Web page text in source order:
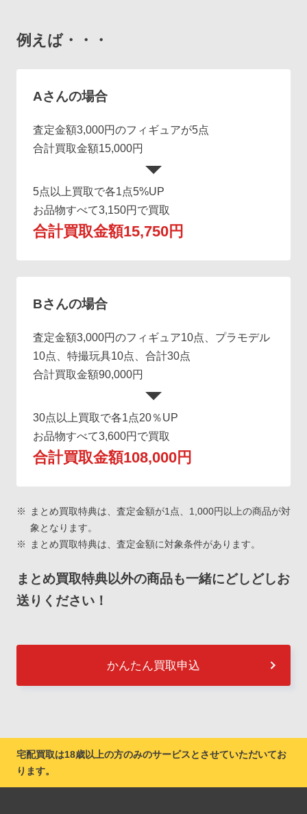
例えば・・・
Aさんの場合
査定金額3,000円のフィギュアが5点
合計買取金額15,000円
5点以上買取で各1点5%UP
お品物すべて3,150円で買取
合計買取金額15,750円
Bさんの場合
査定金額3,000円のフィギュア10点、プラモデル
10点、特撮玩具10点、合計30点
合計買取金額90,000円
30点以上買取で各1点20％UP
お品物すべて3,600円で買取
合計買取金額108,000円
まとめ買取特典は、査定金額が1点、1,000円以上の商品が対
象となります。
まとめ買取特典は、査定金額に対象条件があります。
まとめ買取特典以外の商品も一緒にどしどしお
送りください！
かんたん買取申込
宅配買取は18歳以上の方のみのサービスとさせていただいてお
ります。